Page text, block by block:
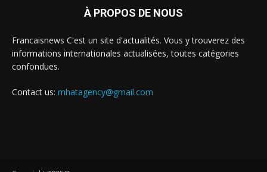
À PROPOS DE NOUS
Francaisnews C'est un site d'actualités. Vous y trouverez des
informations internationales actualisées, toutes catégories
confondues.
Contact us: mhatagency@gmail.com